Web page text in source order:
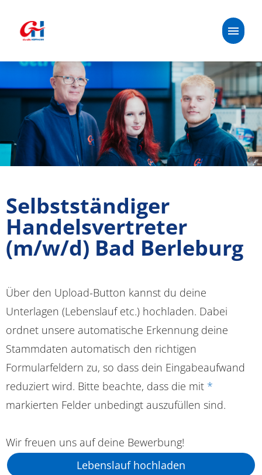
Stellenangebote
Unsere Benefits
Handelspartner:in
Oetker-Gruppe
Selbstständiger
Handelsvertreter
(m/w/d) Bad Berleburg
Über den Upload-Button kannst du deine
Unterlagen (Lebenslauf etc.) hochladen. Dabei
ordnet unsere automatische Erkennung deine
Stammdaten automatisch den richtigen
Formularfeldern zu, so dass dein Eingabeaufwand
reduziert wird. Bitte beachte, dass die mit *
markierten Felder unbedingt auszufüllen sind.
Wir freuen uns auf deine Bewerbung!
Lebenslauf hochladen